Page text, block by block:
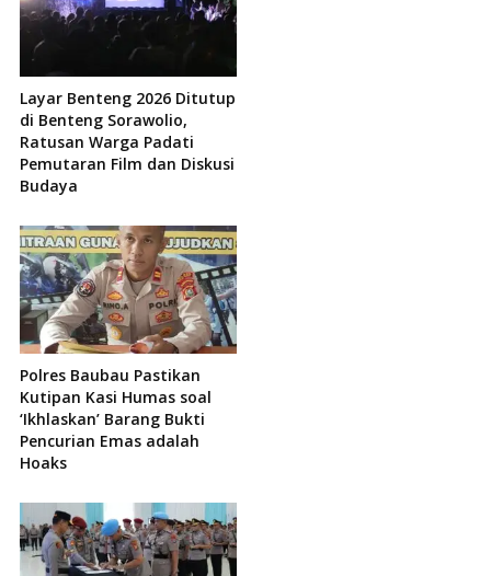
Layar Benteng 2026 Ditutup
di Benteng Sorawolio,
Ratusan Warga Padati
Pemutaran Film dan Diskusi
Budaya
Polres Baubau Pastikan
Kutipan Kasi Humas soal
‘Ikhlaskan’ Barang Bukti
Pencurian Emas adalah
Hoaks